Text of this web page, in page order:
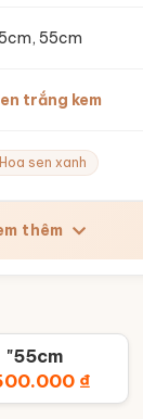
55cm
trắng kem
Hoa sen xanh
thêm
"55cm
₫